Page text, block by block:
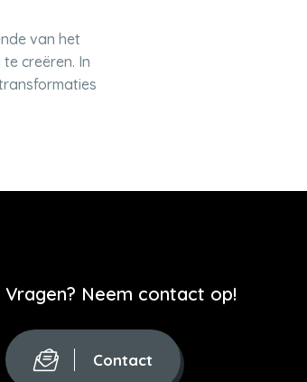
van het
creëren. In
Vragen? Neem contact op!
Contact